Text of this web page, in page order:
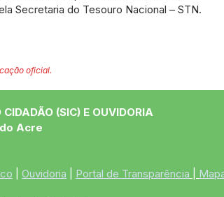
Secretaria do Tesouro Nacional – STN.
oficial.
(SIC) E OUVIDORIA
Acre
Ouvidoria Portal de Transparência